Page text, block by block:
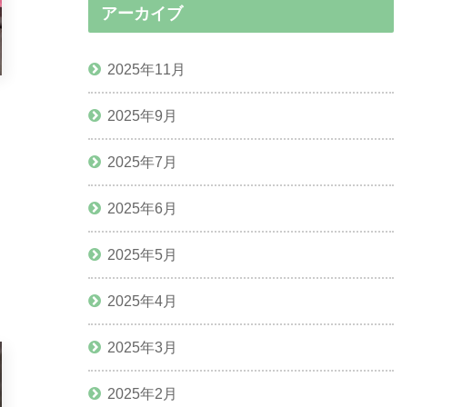
アーカイブ
2025年11月
2025年9月
2025年7月
2025年6月
2025年5月
2025年4月
2025年3月
2025年2月